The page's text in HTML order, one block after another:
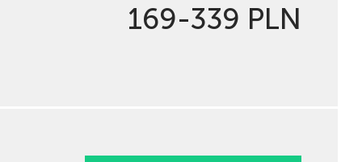
169-339 PLN